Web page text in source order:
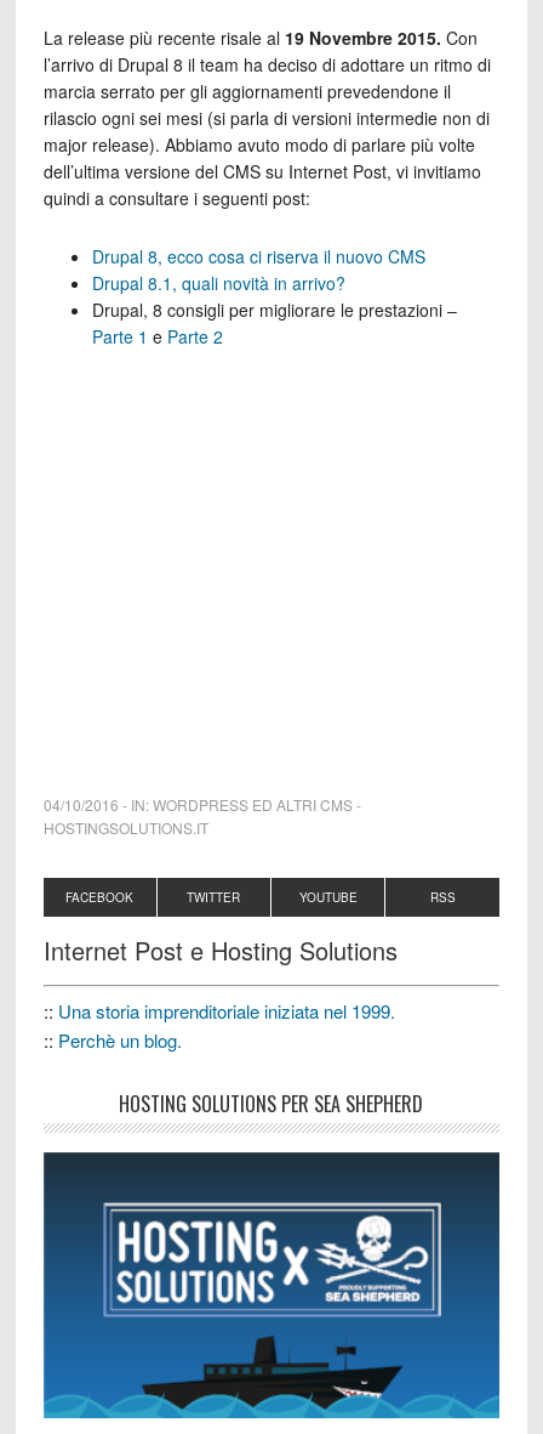
La release più recente risale al 19 Novembre 2015. Con
l’arrivo di Drupal 8 il team ha deciso di adottare un ritmo di
marcia serrato per gli aggiornamenti prevedendone il
rilascio ogni sei mesi (si parla di versioni intermedie non di
major release). Abbiamo avuto modo di parlare più volte
dell’ultima versione del CMS su Internet Post, vi invitiamo
quindi a consultare i seguenti post:
Drupal 8, ecco cosa ci riserva il nuovo CMS
Drupal 8.1, quali novità in arrivo?
Drupal, 8 consigli per migliorare le prestazioni –
Parte 1 e Parte 2
04/10/2016 - IN:WORDPRESS ED ALTRI CMS-
HOSTINGSOLUTIONS.IT
FACEBOOK TWITTER YOUTUBE RSS
Internet Post e Hosting Solutions
:: Una storia imprenditoriale iniziata nel 1999.
:: Perchè un blog.
HOSTING SOLUTIONS PER SEA SHEPHERD